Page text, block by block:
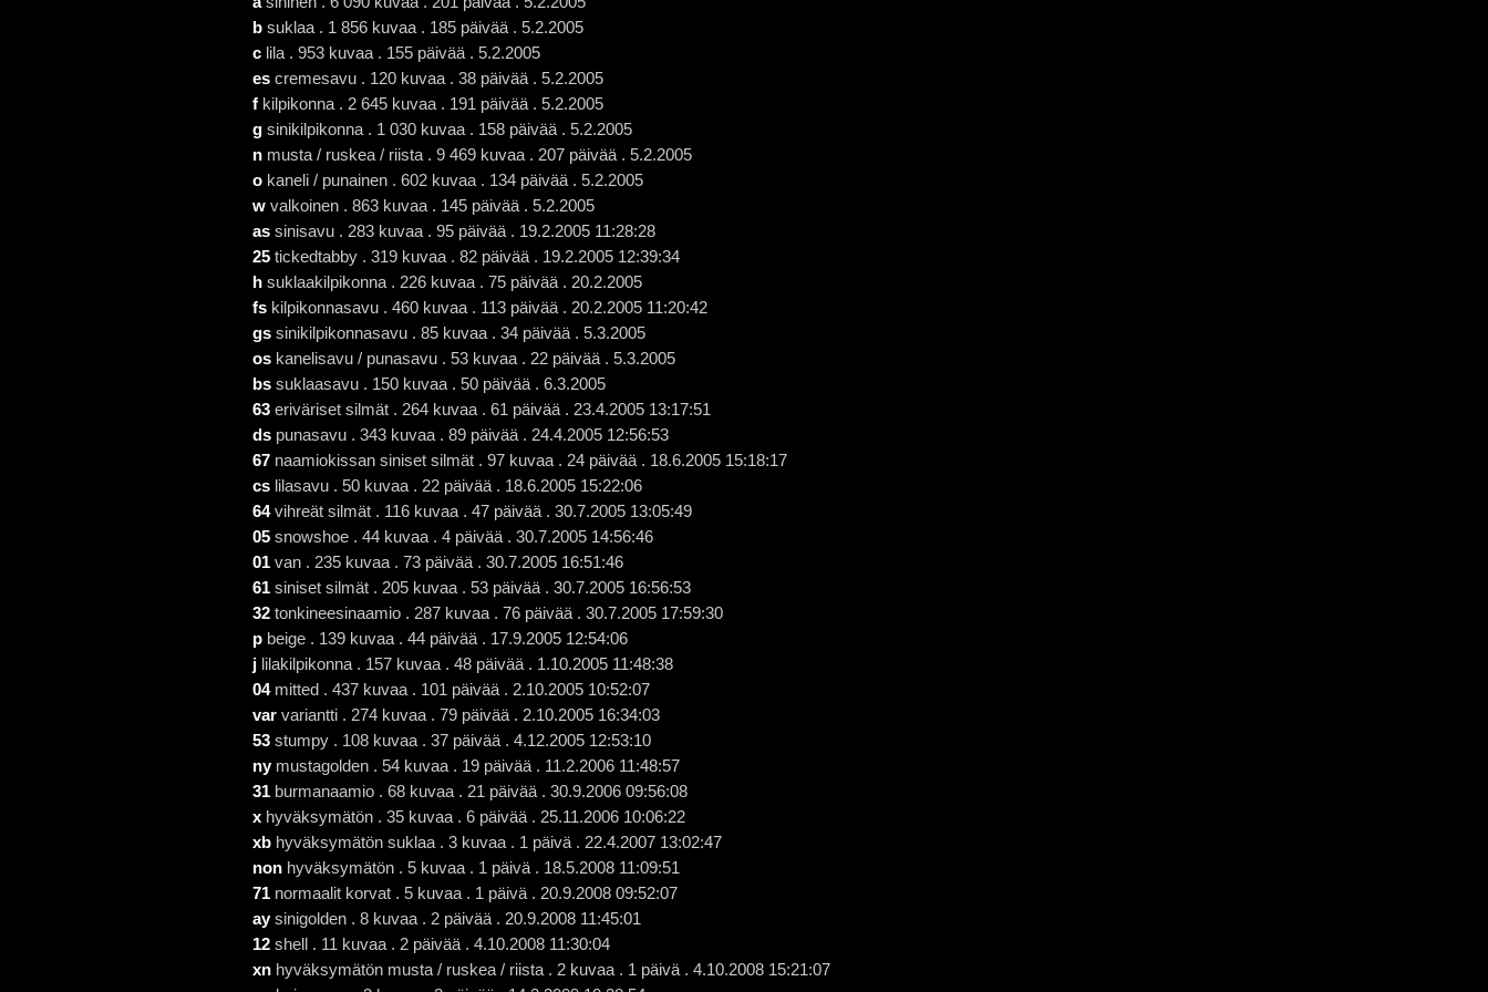
b suklaa . 1 856 kuvaa . 185 päivää . 5.2.2005
c lila . 953 kuvaa . 155 päivää . 5.2.2005
es cremesavu . 120 kuvaa . 38 päivää . 5.2.2005
f kilpikonna . 2 645 kuvaa . 191 päivää . 5.2.2005
g sinikilpikonna . 1 030 kuvaa . 158 päivää . 5.2.2005
n musta / ruskea / riista . 9 469 kuvaa . 207 päivää . 5.2.2005
o kaneli / punainen . 602 kuvaa . 134 päivää . 5.2.2005
w valkoinen . 863 kuvaa . 145 päivää . 5.2.2005
as sinisavu . 283 kuvaa . 95 päivää . 19.2.2005 11:28:28
25 tickedtabby . 319 kuvaa . 82 päivää . 19.2.2005 12:39:34
h suklaakilpikonna . 226 kuvaa . 75 päivää . 20.2.2005
fs kilpikonnasavu . 460 kuvaa . 113 päivää . 20.2.2005 11:20:42
gs sinikilpikonnasavu . 85 kuvaa . 34 päivää . 5.3.2005
os kanelisavu / punasavu . 53 kuvaa . 22 päivää . 5.3.2005
bs suklaasavu . 150 kuvaa . 50 päivää . 6.3.2005
63 eriväriset silmät . 264 kuvaa . 61 päivää . 23.4.2005 13:17:51
ds punasavu . 343 kuvaa . 89 päivää . 24.4.2005 12:56:53
67 naamiokissan siniset silmät . 97 kuvaa . 24 päivää . 18.6.2005 15:18:17
cs lilasavu . 50 kuvaa . 22 päivää . 18.6.2005 15:22:06
64vihreät silmät . 116 kuvaa . 47 päivää . 30.7.2005 13:05:49
05 snowshoe . 44 kuvaa . 4 päivää . 30.7.2005 14:56:46
01 van . 235 kuvaa . 73 päivää . 30.7.2005 16:51:46
61 siniset silmät . 205 kuvaa . 53 päivää . 30.7.2005 16:56:53
32 tonkineesinaamio . 287 kuvaa . 76 päivää . 30.7.2005 17:59:30
p beige . 139 kuvaa . 44 päivää . 17.9.2005 12:54:06
j lilakilpikonna . 157 kuvaa . 48 päivää . 1.10.2005 11:48:38
04mitted . 437 kuvaa . 101 päivää . 2.10.2005 10:52:07
var variantti . 274 kuvaa . 79 päivää . 2.10.2005 16:34:03
53 stumpy . 108 kuvaa . 37 päivää . 4.12.2005 12:53:10
nymustagolden . 54 kuvaa . 19 päivää . 11.2.2006 11:48:57
31 burmanaamio . 68 kuvaa . 21 päivää . 30.9.2006 09:56:08
x hyväksymätön . 35 kuvaa . 6 päivää . 25.11.2006 10:06:22
xb hyväksymätön suklaa . 3 kuvaa . 1 päivä . 22.4.2007 13:02:47
non hyväksymätön . 5 kuvaa . 1 päivä . 18.5.2008 11:09:51
71 normaalit korvat . 5 kuvaa . 1 päivä . 20.9.2008 09:52:07
aysinigolden . 8 kuvaa . 2 päivää . 20.9.2008 11:45:01
12 shell . 11 kuvaa . 2 päivää . 4.10.2008 11:30:04
xn hyväksymätön musta / ruskea / riista . 2 kuvaa . 1 päivä . 4.10.2008 15:21:07